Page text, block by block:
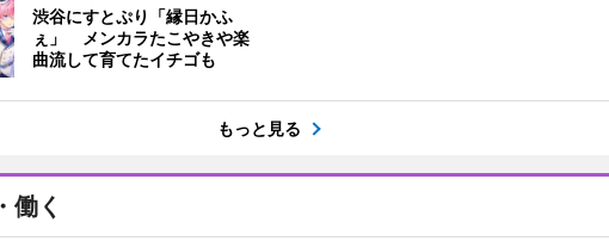
渋谷にすとぷり「縁日かふ
ぇ」 メンカラたこやきや楽
曲流して育てたイチゴも
もっと見る
働く